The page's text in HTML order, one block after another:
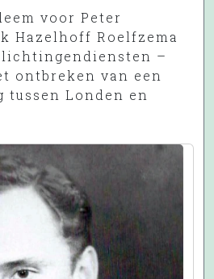
voor Peter
Hazelhoff Roelfzema
–
ontbreken van een
tussen Londen en